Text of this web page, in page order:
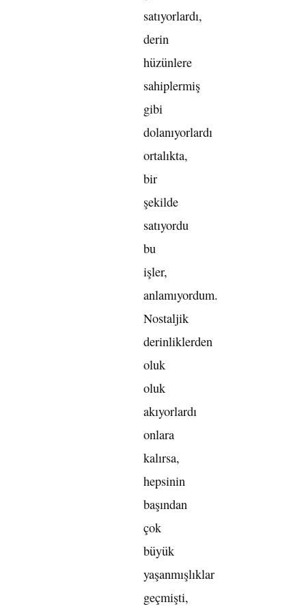
satıyorlardı,
derin
hüzünlere
sahiplermiş
gibi
dolanıyorlardı
ortalıkta,
bir
şekilde
satıyordu
bu
işler,
anlamıyordum.
Nostaljik
derinliklerden
oluk
oluk
akıyorlardı
onlara
kalırsa,
hepsinin
başından
çok
büyük
yaşanmışlıklar
geçmişti,